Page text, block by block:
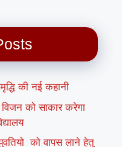
की नई कहानी
विजन को साकार करेगा
को वापस लाने हेतु